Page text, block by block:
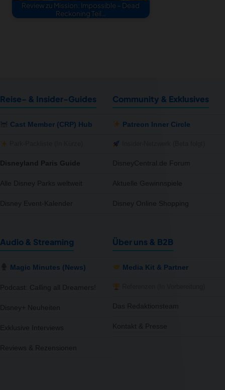
Review zu Mission: Impossible – Dead
Reckoning Teil…
Reise- & Insider-Guides
Cast Member (CRP) Hub
Disneyland Paris Guide
Alle Disney Parks weltweit
Disney Event-Kalender
Community & Exklusives
Patreon Inner Circle
DisneyCentral.de Forum
Aktuelle Gewinnspiele
Disney Online Shopping
Audio & Streaming
Magic Minutes (News)
Podcast: Calling all Dreamers!
Disney+ Neuheiten
Exklusive Interviews
Reviews & Rezensionen
Über uns & B2B
Media Kit & Partner
Das Redaktionsteam
Kontakt & Presse